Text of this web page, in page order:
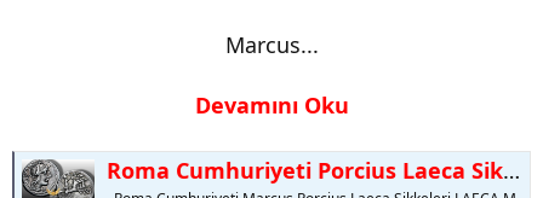
Marcus...
Devamını Oku
Roma Cumhuriyeti Porcius Laeca Sikkeleri